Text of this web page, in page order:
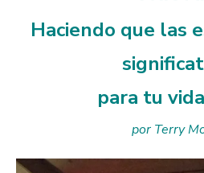
Haciendo que las
para tu
por Terry